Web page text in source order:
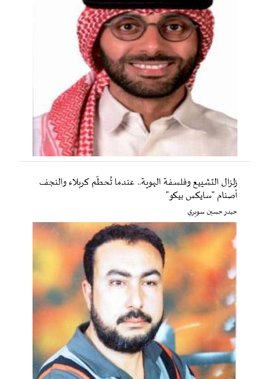
زلزال التشييع وفلسفة الهوية.. عندما تُحطّم كربلاء والنجف
أصنام "سايكس بيكو"
حيدر حسين سويري